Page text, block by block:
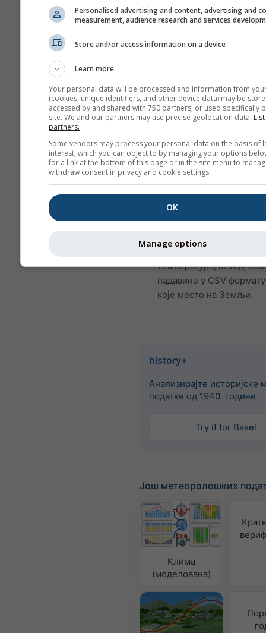
Дијаграм \"15 дана\"
приказује податке
више од 6 месеци
месечни агрегати.
за продају.
нас за више
(
Часовни историјски
времену од 1940.
Немачка могу се купити
променљиве као што су
температура, ветар,
падавине у CSV
које место на Земљи.
history+
Анализирајте историјске
податке од 1940. године
Try it for Basel
Још метеоролошких
Клима
(моделована)
Personalised advertising and content, advertising and
measurement, audience research and services
Store and/or access information on a device
Learn more
Your personal data will be processed and information from
(cookies, unique identifiers, and other device data) may be
accessed by and shared with 750 partners, or used specifically
site. We and our partners may use precise geolocation data.
partners.
Some vendors may process your personal data on the basis of
interest, which you can object to by managing your options
for a link at the bottom of this page or in the site menu to
withdraw consent in privacy and cookie settings.
OK
Manage options